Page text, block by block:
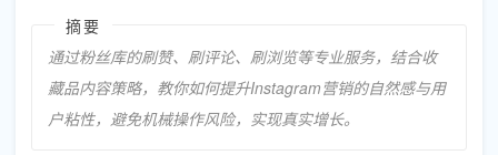
摘要
通过粉丝库的刷赞、刷评论、刷浏览等专业服务，结合收
藏品内容策略，教你如何提升Instagram营销的自然感与用
户粘性，避免机械操作风险，实现真实增长。